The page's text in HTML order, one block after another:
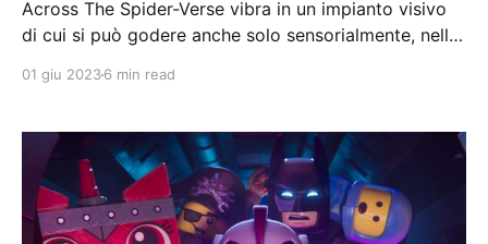
Across The Spider-Verse vibra in un impianto visivo
di cui si può godere anche solo sensorialmente, nella
01 giu 20236 min read